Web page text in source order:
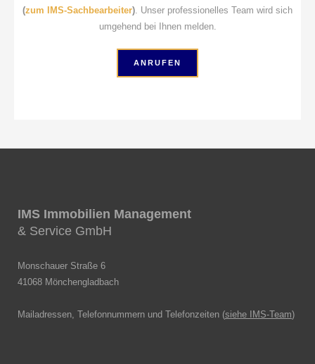
(zum IMS-Sachbearbeiter). Unser professionelles Team wird sich
umgehend bei Ihnen melden.
ANRUFEN
IMS Immobilien Management
& Service GmbH
Monschauer Straße 6
41068 Mönchengladbach
Mailadressen, Telefonnummern und Telefonzeiten (siehe IMS-Team)